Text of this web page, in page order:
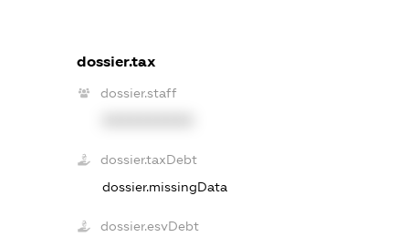
dossier.tax
dossier.staff
dossier.taxDebt
dossier.missingData
dossier.esvDebt